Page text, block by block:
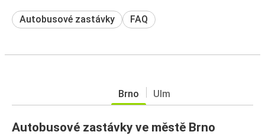
Autobusové zastávky FAQ
Brno Ulm
Autobusové zastávky ve městě Brno